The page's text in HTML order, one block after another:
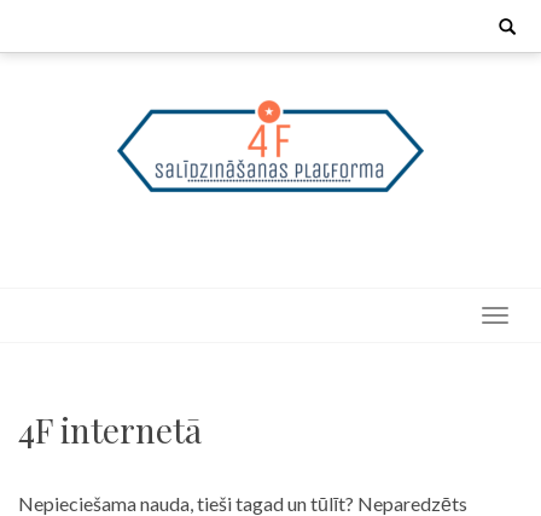
Search
4F internetā
Nepieciešama nauda, tieši tagad un tūlīt? Neparedzēts